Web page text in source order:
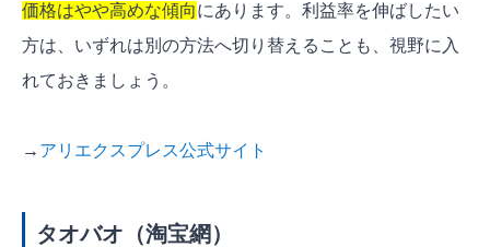
価格はやや高めな傾向にあります。利益率を伸ばしたい
方は、いずれは別の方法へ切り替えることも、視野に入
れておきましょう。
→ アリエクスプレス公式サイト
タオバオ（淘宝網）